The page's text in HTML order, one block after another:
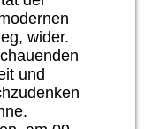
wider.
und